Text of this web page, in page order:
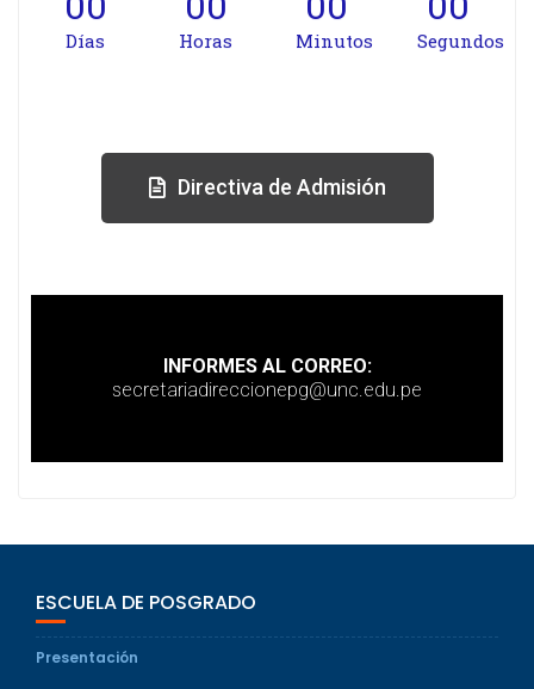
Días Horas Minutos Segundos
Directiva de Admisión
INFORMES AL CORREO:
secretariadireccionepg@unc.edu.pe
ESCUELA DE POSGRADO
Presentación